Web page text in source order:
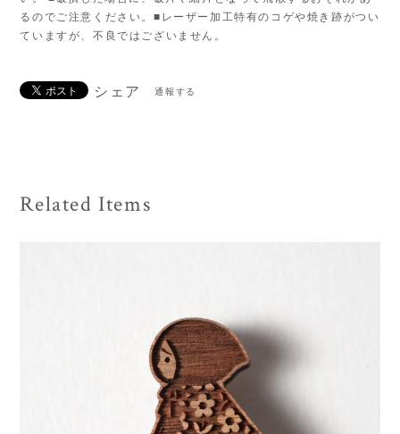
るのでご注意ください。■レーザー加工特有のコゲや焼き跡がつい
ていますが、不良ではございません。
シェア 通報する
Related Items